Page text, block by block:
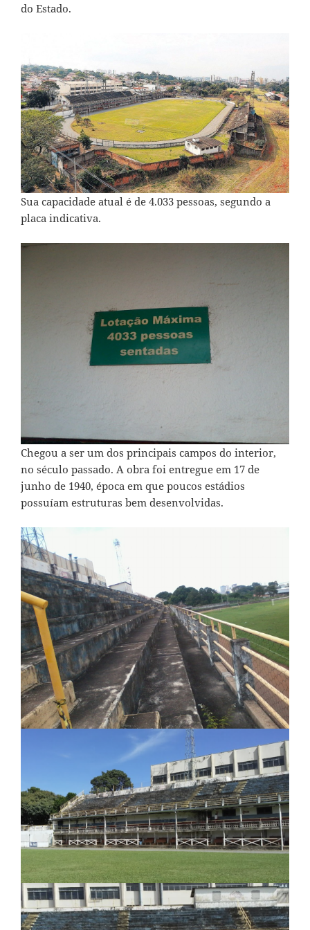
do Estado.
Sua capacidade atual é de 4.033 pessoas, segundo a
placa indicativa.
Chegou a ser um dos principais campos do interior,
no século passado. A obra foi entregue em 17 de
junho de 1940, época em que poucos estádios
possuíam estruturas bem desenvolvidas.